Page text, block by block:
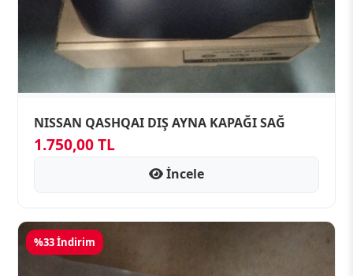
NISSAN QASHQAI DIŞ AYNA KAPAĞI SAĞ
1.750,00 TL
İncele
%33 İndirim